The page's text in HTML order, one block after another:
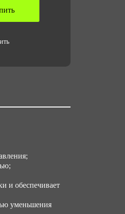
и обеспечивает
уменьшения